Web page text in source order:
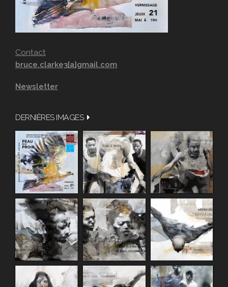
Contact
bruce.clarke3[a]gmail.com
Newsletter
DERNIÈRES IMAGES